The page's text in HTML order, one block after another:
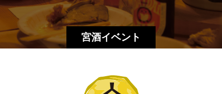
宮酒イベント